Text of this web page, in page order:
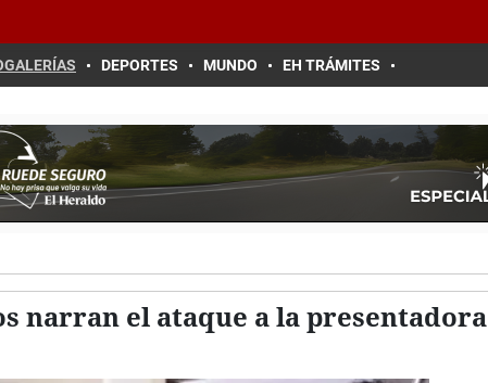
DEPORTES MUNDO EH TRÁMITES
narran el ataque a la presentadora